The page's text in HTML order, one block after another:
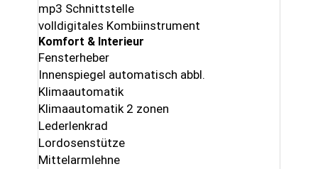
mp3 Schnittstelle
volldigitales Kombiinstrument
Komfort & Interieur
Fensterheber
Innenspiegel automatisch abbl.
Klimaautomatik
Klimaautomatik 2 zonen
Lederlenkrad
Lordosenstütze
Mittelarmlehne